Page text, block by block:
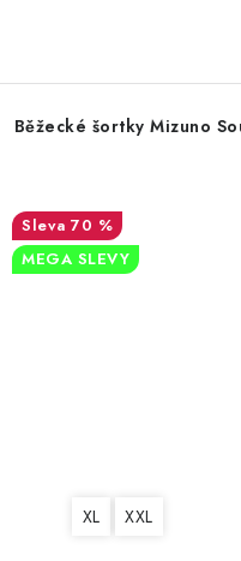
Běžecké šortky Mizuno
70 %
MEGA SLEVY
XL XXL